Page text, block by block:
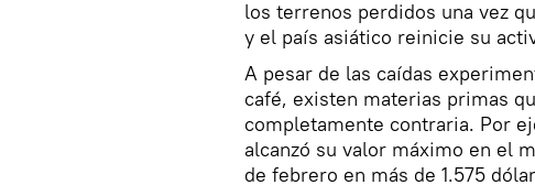
los terrenos perdidos una vez
y el país asiático reinicie su
A pesar de las caídas
café, existen materias primas
completamente contraria. Por
alcanzó su valor máximo en el
de febrero en más de 1.575